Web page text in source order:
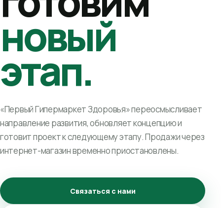
новый
этап.
«Первый Гипермаркет Здоровья» переосмысливает
направление развития, обновляет концепцию и
готовит проект к следующему этапу. Продажи через
интернет-магазин временно приостановлены.
Связаться с нами